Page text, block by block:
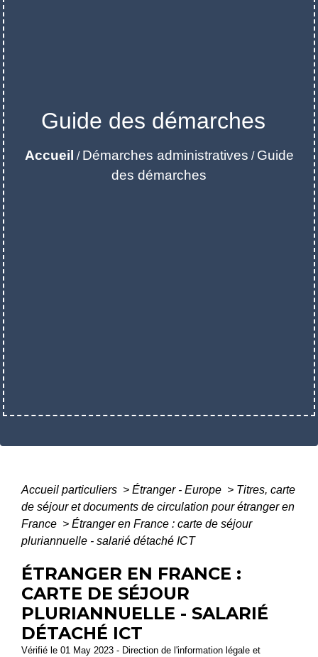
Guide des démarches
Accueil / Démarches administratives / Guide
des démarches
Accueil particuliers > Étranger - Europe > Titres, carte
de séjour et documents de circulation pour étranger en
France > Étranger en France : carte de séjour
pluriannuelle - salarié détaché ICT
ÉTRANGER EN FRANCE :
CARTE DE SÉJOUR
PLURIANNUELLE - SALARIÉ
DÉTACHÉ ICT
Vérifié le 01 May 2023 - Direction de l'information légale et